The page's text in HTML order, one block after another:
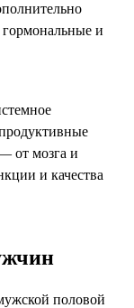
гормональные и
от мозга и
и качества
половой